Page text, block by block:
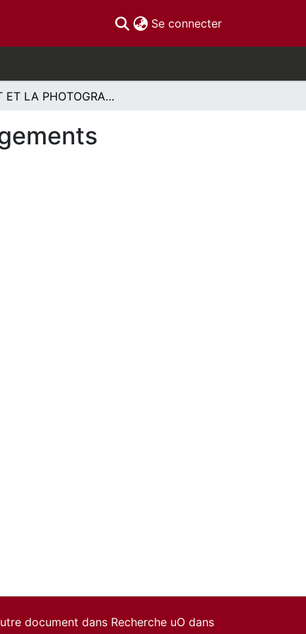
Se connecter(current)
L'ART ET LA PHOTOGRAPHIE: fluctuation et changements
document dans Recherche uO dans